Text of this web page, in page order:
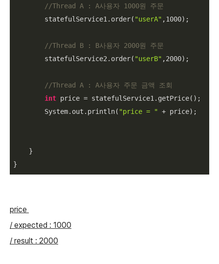
//Thread A : A사용자 1000원 주문
        statefulService1.order(
"userA" ,1000);
//Thread B : B사용자 2000원 주문
        statefulService2.order(
"userB" ,2000);
//Thread A : A사용자 주문 금액 조회
int price = statefulService1.getPrice();
        System.out.println(
"price = " + price);
    }
}
price
/ expected : 1000
/ result : 2000